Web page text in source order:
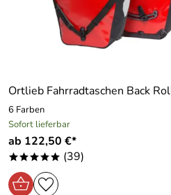
Ortlieb Fahrradtaschen Back
6 Farben
Sofort lieferbar
ab 122,50 €*
***** (39)